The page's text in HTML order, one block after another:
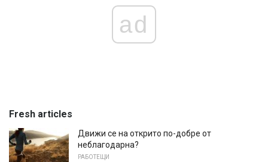
ad
Fresh articles
Движи се на открито по-добре от
неблагодарна?
РАБОТЕЩИ